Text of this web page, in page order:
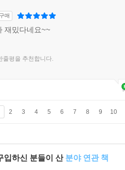
구매
재밌다네요~~
줄평을 추천합니다.
2 3 4 5 6 7 8 9 10
입하신 분들이 산 분야 연관 책